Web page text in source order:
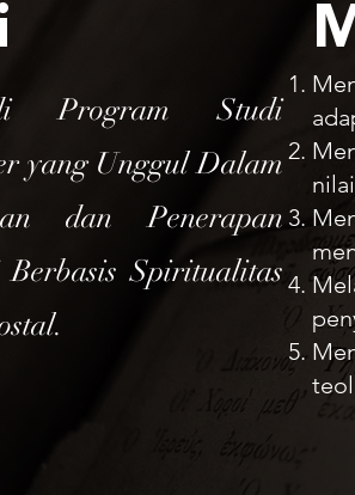
Program Studi
yang Unggul Dalam
dan Penerapan
Berbasis Spiritualitas